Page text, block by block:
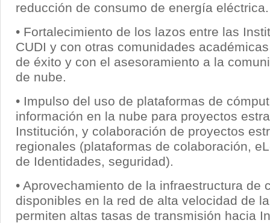
reducción de consumo de energía eléctrica.
• Fortalecimiento de los lazos entre las
CUDI y con otras comunidades
de éxito y con el asesoramiento a la
de nube.
• Impulso del uso de plataformas de
información en la nube para proyectos
Institución, y colaboración de proyectos
regionales (plataformas de colaboración,
de Identidades, seguridad).
• Aprovechamiento de la infraestructura de
disponibles en la red de alta velocidad de
permiten altas tasas de transmisión hacia